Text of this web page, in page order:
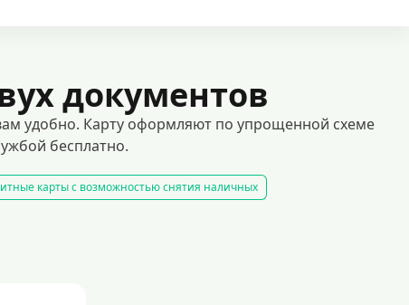
документов
удобно. Карту оформляют по упрощенной схеме
бесплатно.
карты с возможностью снятия наличных